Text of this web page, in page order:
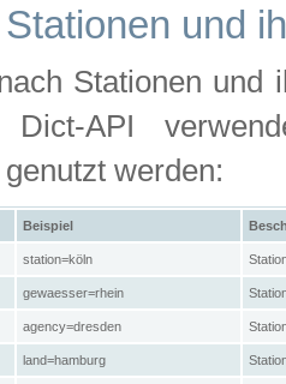
und
Stationen und
Dict-API
werden:
Beispiel
station=köln
gewaesser=rhein
agency=dresden
land=hamburg